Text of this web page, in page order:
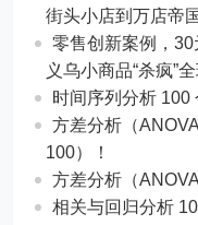
街头小店到万店帝
零售创新案例，30
义乌小商品“杀疯”全
时间序列分析 100
方差分析（
100）！
方差分析（
相关与回归分析